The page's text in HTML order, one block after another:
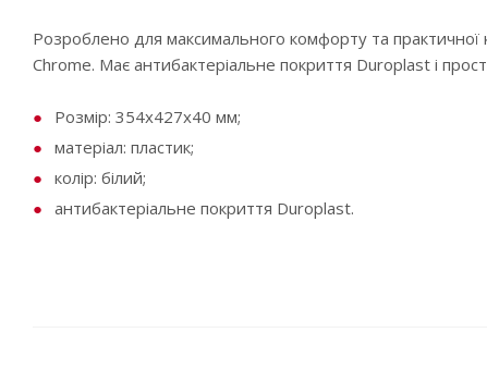
Розроблено для максимального комфорту та
Chrome. Має антибактеріальне покриття Duroplast і
Розмір: 354x427x40 мм;
матеріал: пластик;
колір: білий;
антибактеріальне покриття Duroplast.